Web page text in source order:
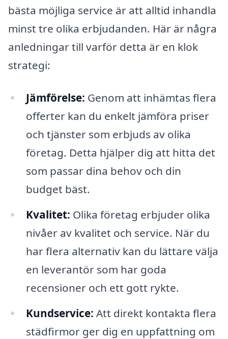
bästa möjliga service är att alltid inhandla
minst tre olika erbjudanden. Här är några
anledningar till varför detta är en klok
strategi:
Jämförelse: Genom att inhämtas flera
offerter kan du enkelt jämföra priser
och tjänster som erbjuds av olika
företag. Detta hjälper dig att hitta det
som passar dina behov och din
budget bäst.
Kvalitet: Olika företag erbjuder olika
nivåer av kvalitet och service. När du
har flera alternativ kan du lättare välja
en leverantör som har goda
recensioner och ett gott rykte.
Kundservice: Att direkt kontakta flera
städfirmor ger dig en uppfattning om